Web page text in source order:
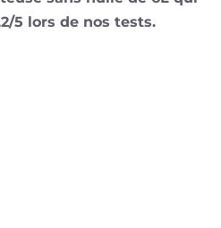
5 lors de nos tests.